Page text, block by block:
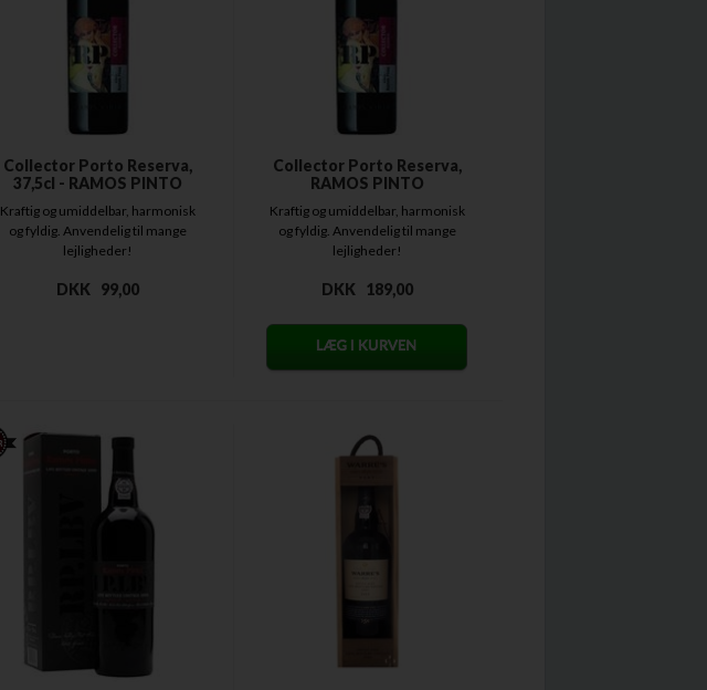
Collector Porto Reserva,
37,5cl - RAMOS PINTO
Kraftig og umiddelbar, harmonisk
og fyldig. Anvendelig til mange
lejligheder!
DKK 99,00
Collector Porto Reserva,
RAMOS PINTO
Kraftig og umiddelbar, harmonisk
og fyldig. Anvendelig til mange
lejligheder!
DKK 189,00